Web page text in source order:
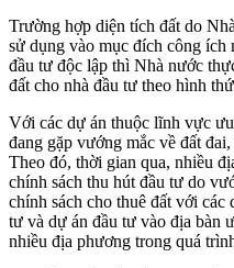
Trường hợp diện tích đất do
sử dụng vào mục đích công ích
đầu tư độc lập thì Nhà nước
đất cho nhà đầu tư theo hình
Với các dự án thuộc lĩnh vực
đang gặp vướng mắc về đất
Theo đó, thời gian qua, nhiều
chính sách thu hút đầu tư do
chính sách cho thuê đất với
tư và dự án đầu tư vào địa bàn
nhiều địa phương trong quá